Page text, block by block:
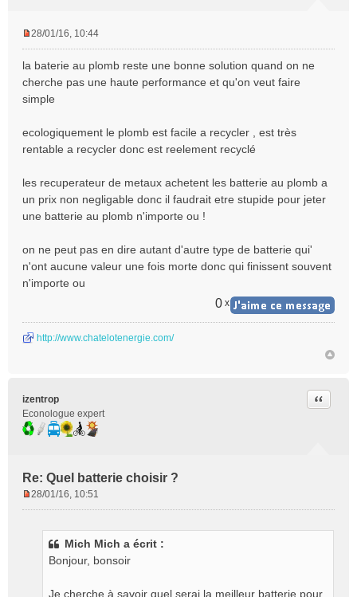
s
s
a
e
l
u
28/01/16, 10:44
la baterie au plomb reste une bonne solution quand on ne
cherche pas une haute performance et qu'on veut faire
simple
ecologiquement le plomb est facile a recycler , est très
rentable a recycler donc est reelement recyclé
les recuperateur de metaux achetent les batterie au plomb a
un prix non negligable donc il faudrait etre stupide pour jeter
une batterie au plomb n'importe ou !
on ne peut pas en dire autant d'autre type de batterie qui'
n'ont aucune valeur une fois morte donc qui finissent souvent
n'importe ou
0 x
http://www.chatelotenergie.com/
izentrop
Econologue expert
Re: Quel batterie choisir ?
Citer
28/01/16, 10:51
Mich Mich a écrit :
Bonjour, bonsoir
Je cherche à savoir quel serai la meilleur batterie pour